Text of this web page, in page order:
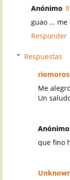
Anónimo
guao ...
Responder
Respuestas
riomoros
Me
Un
Anónimo
que fino